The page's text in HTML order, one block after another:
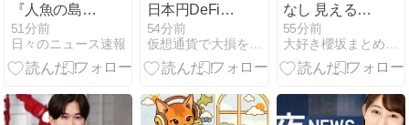
『人魚の島の
ひみつ』とセ
イレーンが紡
ぐ物語：声優
51分前
日々のニュース速報
日本円DeFi市
場──USDCペ
アに必要な流
動性を独自試
ウィン】
54分前
仮想通貨で大損を避け、副業で稼ぐためのMoneyまとめ情報館
なし 見えるの
か｜失敗しな
い選び方を解
説
55分前
大好き櫻坂まとめチャンネル